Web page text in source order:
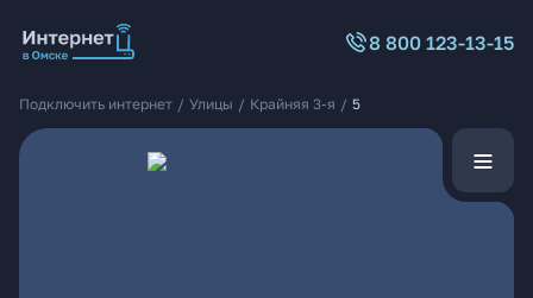
8 800 123-13-15
Подключить интернет / Улицы / Крайняя 3-я / 5